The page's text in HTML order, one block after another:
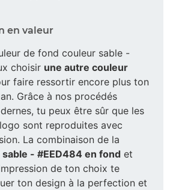
en valeur
de fond couleur sable -
choisir une autre couleur
faire ressortir encore plus ton
Grâce à nos procédés
tu peux être sûr que les
sont reproduites avec
La combinaison de la
- #EED484 en fond et
de ton choix te
ton design à la perfection et